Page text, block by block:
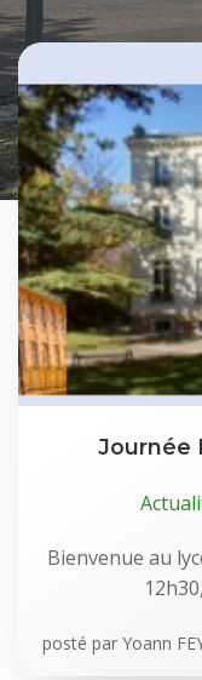
Journée
Bienvenue au
posté par Yoann